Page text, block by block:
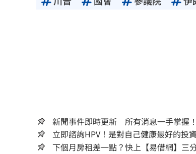
新聞事件即時更新 所有消息一手掌握！
立即諮詢HPV！是對自己健康最好的投
下個月房租差一點？快上【易借網】三